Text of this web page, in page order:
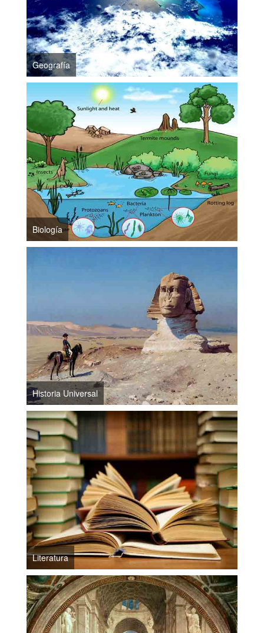
Geografía
Biología
Historia Universal
Literatura